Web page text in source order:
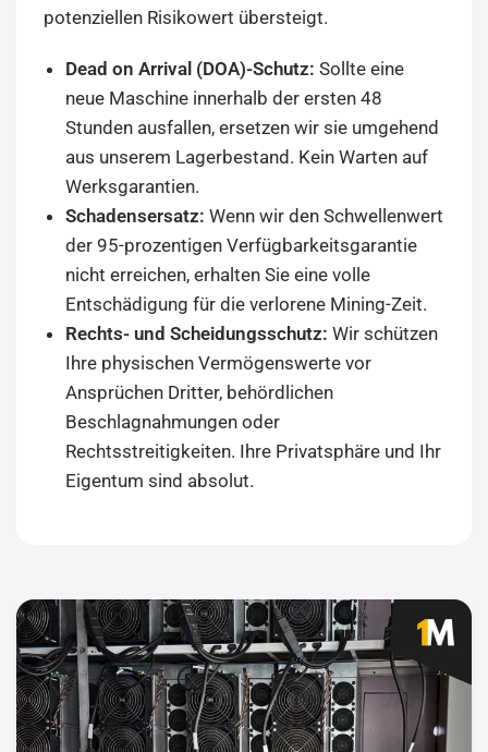
potenziellen Risikowert übersteigt.
Dead on Arrival (DOA)-Schutz: Sollte eine
neue Maschine innerhalb der ersten 48
Stunden ausfallen, ersetzen wir sie umgehend
aus unserem Lagerbestand. Kein Warten auf
Werksgarantien.
Schadensersatz: Wenn wir den Schwellenwert
der 95-prozentigen Verfügbarkeitsgarantie
nicht erreichen, erhalten Sie eine volle
Entschädigung für die verlorene Mining-Zeit.
Rechts- und Scheidungsschutz: Wir schützen
Ihre physischen Vermögenswerte vor
Ansprüchen Dritter, behördlichen
Beschlagnahmungen oder
Rechtsstreitigkeiten. Ihre Privatsphäre und Ihr
Eigentum sind absolut.